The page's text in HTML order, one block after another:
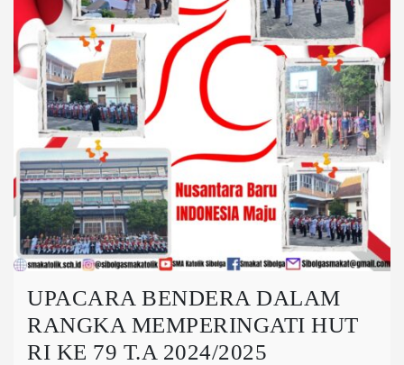
UPACARA BENDERA DALAM
RANGKA MEMPERINGATI HUT
RI KE 79 T.A 2024/2025